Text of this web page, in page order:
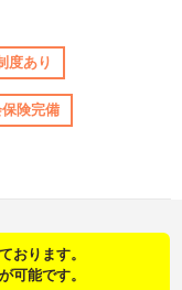
度あり
険完備
おります。
可能です。